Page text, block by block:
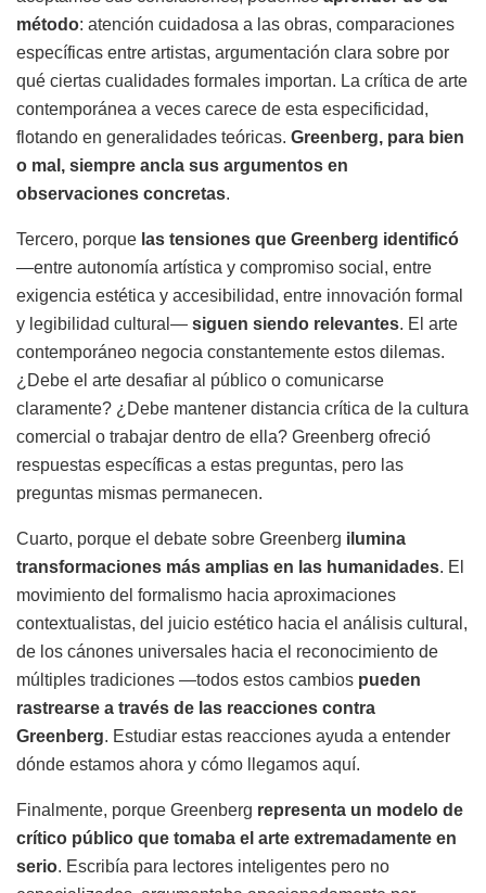
método: atención cuidadosa a las obras, comparaciones
específicas entre artistas, argumentación clara sobre por
qué ciertas cualidades formales importan. La crítica de arte
contemporánea a veces carece de esta especificidad,
flotando en generalidades teóricas. Greenberg, para bien
o mal, siempre ancla sus argumentos en
observaciones concretas.
Tercero, porque las tensiones que Greenberg identificó
—entre autonomía artística y compromiso social, entre
exigencia estética y accesibilidad, entre innovación formal
y legibilidad cultural— siguen siendo relevantes. El arte
contemporáneo negocia constantemente estos dilemas.
¿Debe el arte desafiar al público o comunicarse
claramente? ¿Debe mantener distancia crítica de la cultura
comercial o trabajar dentro de ella? Greenberg ofreció
respuestas específicas a estas preguntas, pero las
preguntas mismas permanecen.
Cuarto, porque el debate sobre Greenberg ilumina
transformaciones más amplias en las humanidades. El
movimiento del formalismo hacia aproximaciones
contextualistas, del juicio estético hacia el análisis cultural,
de los cánones universales hacia el reconocimiento de
múltiples tradiciones —todos estos cambios pueden
rastrearse a través de las reacciones contra
Greenberg. Estudiar estas reacciones ayuda a entender
dónde estamos ahora y cómo llegamos aquí.
Finalmente, porque Greenberg representa un modelo de
crítico público que tomaba el arte extremadamente en
serio. Escribía para lectores inteligentes pero no